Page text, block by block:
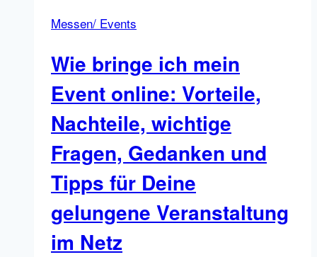
Tricks
Deine
gelungene
Social
Media
Video
Story
Strategie
Messen/ Events
Wie bringe ich mein
Event online: Vorteile,
Nachteile, wichtige
Fragen, Gedanken und
Tipps für Deine
gelungene Veranstaltung
im Netz